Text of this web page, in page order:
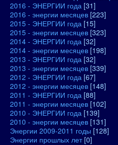
2016 - ЭНЕРГИИ года [31]
2016 - энергии месяцев [223]
2015 - ЭНЕРГИИ года [15]
2015 - энергии месяцев [323]
2014 - ЭНЕРГИИ года [32]
2014 - энергии месяцев [198]
2013 - ЭНЕРГИИ года [32]
2013 - энергии месяцев [339]
2012 - ЭНЕРГИИ года [67]
2012 - энергии месяцев [148]
2011 - ЭНЕРГИИ года [88]
2011 - энергии месяцев [102]
2010 - ЭНЕРГИИ года [139]
2010 - энергии месяцев [131]
Энергии 2009-2011 годы [128]
Энергии прошлых лет [0]